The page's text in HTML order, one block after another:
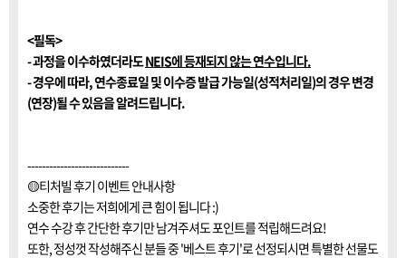
<필독>
- 과정을 이수하였더라도NEIS에 등재되지 않는 연수입니다.
- 경우에 따라, 연수종료일 및 이수증 발급 가능일(성적처리일)의 경우 변경
(연장)될 수 있음을 알려드립니다.
----------------------------
🟡티처빌 후기 이벤트 안내사항
소중한 후기는 저희에게 큰 힘이 됩니다 :)
연수 수강 후 간단한 후기만 남겨주셔도 포인트를 적립해드려요!
또한, 정성껏 작성해주신 분들 중 '베스트 후기'로 선정되시면 특별한 선물도